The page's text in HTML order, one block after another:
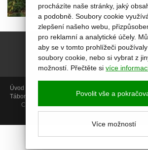
procházíte naše stránky, jaký
a podobně. Soubory cookie
zlepšení našeho webu,
pro reklamní a analytické účely.
aby se v tomto prohlížeči
soubory cookie, nebo si vybrat z
možností. Přečtěte sivíce
Povolit vše a
Více možností
Úvod
Tábory
Video kurzy O nás
Kontakt
Copyright © 2014, Centrum Akropolis,